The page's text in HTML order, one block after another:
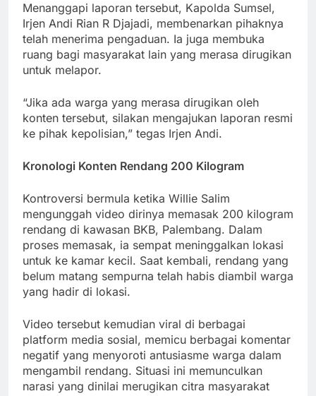
Menanggapi laporan tersebut, Kapolda Sumsel,
Irjen Andi Rian R Djajadi, membenarkan pihaknya
telah menerima pengaduan. Ia juga membuka
ruang bagi masyarakat lain yang merasa dirugikan
untuk melapor.
“Jika ada warga yang merasa dirugikan oleh
konten tersebut, silakan mengajukan laporan resmi
ke pihak kepolisian,” tegas Irjen Andi.
Kronologi Konten Rendang 200 Kilogram
Kontroversi bermula ketika Willie Salim
mengunggah video dirinya memasak 200 kilogram
rendang di kawasan BKB, Palembang. Dalam
proses memasak, ia sempat meninggalkan lokasi
untuk ke kamar kecil. Saat kembali, rendang yang
belum matang sempurna telah habis diambil warga
yang hadir di lokasi.
Video tersebut kemudian viral di berbagai
platform media sosial, memicu berbagai komentar
negatif yang menyoroti antusiasme warga dalam
mengambil rendang. Situasi ini memunculkan
narasi yang dinilai merugikan citra masyarakat